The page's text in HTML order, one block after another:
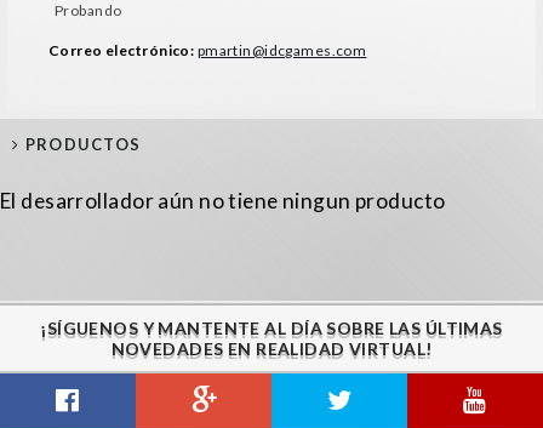
Probando
Correo electrónico: pmartin@idcgames.com
PRODUCTOS
El desarrollador aún no tiene ningun producto
¡SÍGUENOS Y MANTENTE AL DÍA SOBRE LAS ÚLTIMAS
NOVEDADES EN REALIDAD VIRTUAL!